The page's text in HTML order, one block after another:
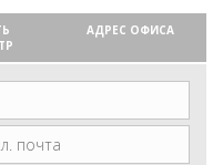
АДРЕС ОФИСА